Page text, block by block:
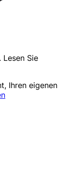
. Lesen Sie
Ihren eigenen